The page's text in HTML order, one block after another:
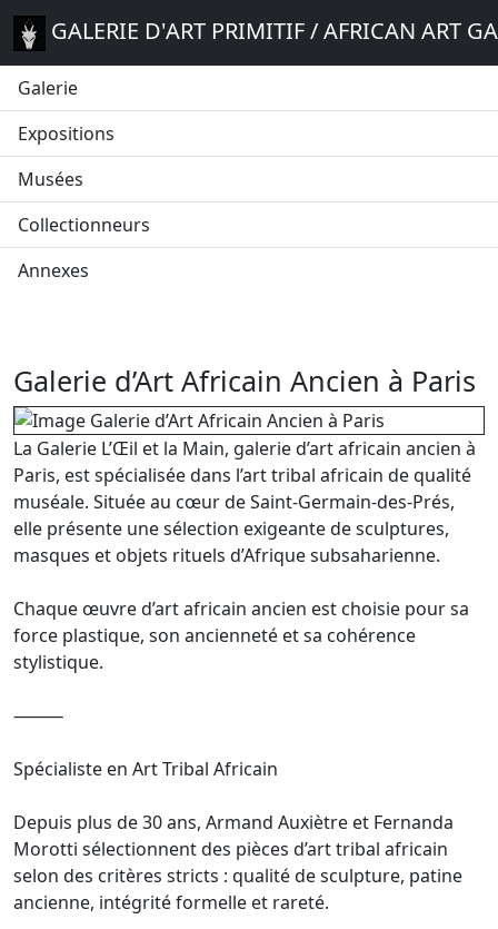
GALERIE D'ART PRIMITIF / AFRICAN ART
Galerie
Expositions
Musées
Collectionneurs
Annexes
Galerie d’Art Africain Ancien à Paris
La Galerie L’Œil et la Main, galerie d’art africain ancien à
Paris, est spécialisée dans l’art tribal africain de qualité
muséale. Située au cœur de Saint-Germain-des-Prés,
elle présente une sélection exigeante de sculptures,
masques et objets rituels d’Afrique subsaharienne.
Chaque œuvre d’art africain ancien est choisie pour sa
force plastique, son ancienneté et sa cohérence
stylistique.
⸻
Spécialiste en Art Tribal Africain
Depuis plus de 30 ans, Armand Auxiètre et Fernanda
Morotti sélectionnent des pièces d’art tribal africain
selon des critères stricts : qualité de sculpture, patine
ancienne, intégrité formelle et rareté.